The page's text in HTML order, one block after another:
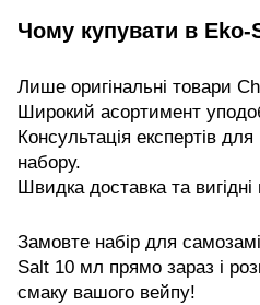
Чому купувати в Eko-
Лише оригінальні товари
Широкий асортимент
Консультація експертів
набору.
Швидка доставка та вигідні
Замовте набір для
Salt 10 мл прямо зараз і
смаку вашого вейпу!